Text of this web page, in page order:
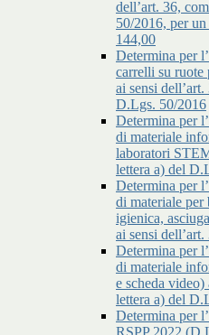
dell’art. 36,
50/2016, per
144,00
Determina per
carrelli su
ai sensi
D.Lgs. 50/2016
Determina per
di materiale
laboratori
lettera a) del
Determina per
di materiale per
igienica,
ai sensi
Determina per
di materiale
e scheda video)
lettera a) del
Determina per